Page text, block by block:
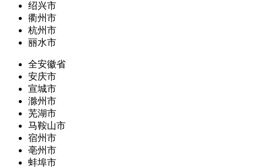
绍兴市
衢州市
杭州市
丽水市
全安徽省
安庆市
宣城市
滁州市
芜湖市
马鞍山市
宿州市
亳州市
蚌埠市